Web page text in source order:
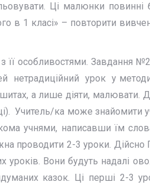
Ці малюнки
в 1 класі» – повторити
її особливостями. Завдання
урок у
а лише діяти, малювати.
Учитель/ка може знайомити
учнями, написавши їм
2-3 уроки. Дійсно
Вони будуть надалі
казок. Ці перші 2-3